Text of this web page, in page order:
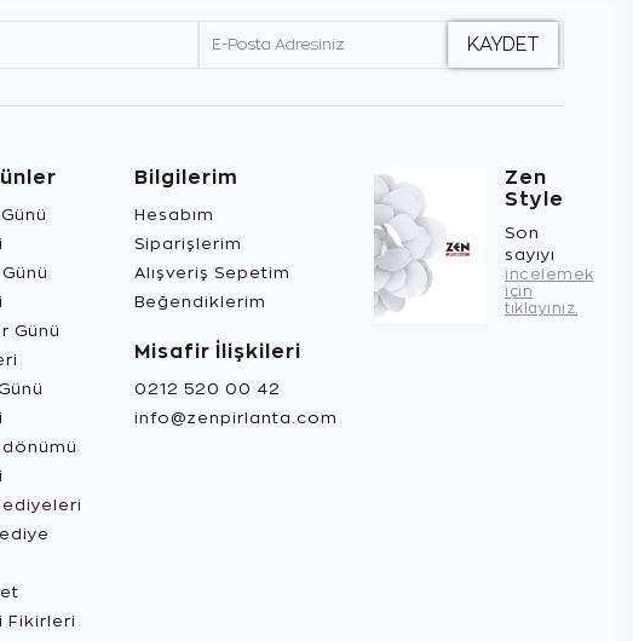
Günü
Fikirleri
Bilgilerim
Hesabım
Siparişlerim
Alışveriş Sepetim
Beğendiklerim
Misafir İlişkileri
0212 520 00 42
info@zenpirlanta.com
Zen
Style
Son
sayıyı
incelemek
için
tıklayınız.